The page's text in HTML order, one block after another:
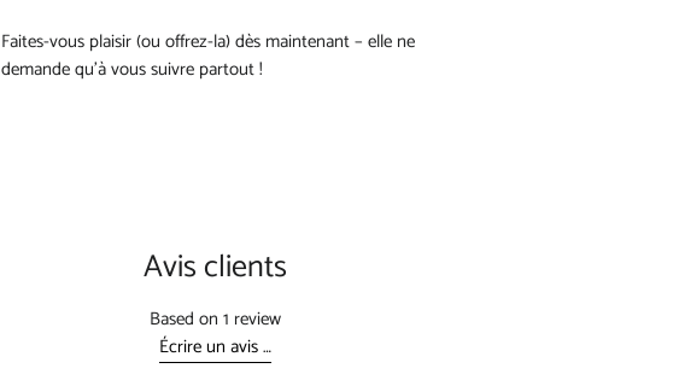
Faites-vous plaisir (ou offrez-la) dès maintenant – elle ne
demande qu’à vous suivre partout !
Avis clients
Based on 1 review
Écrire un avis …